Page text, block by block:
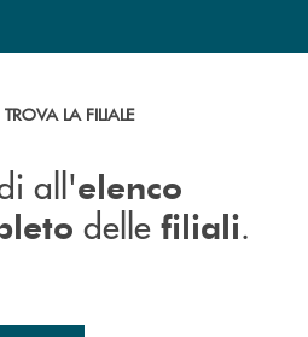
elenco completo delle filiali .
TROVA LA FILIALE
all'elenco
delle filiali.